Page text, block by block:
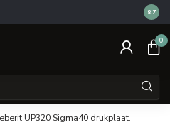
14
8.7
0
UP320 Sigma40 drukplaat.